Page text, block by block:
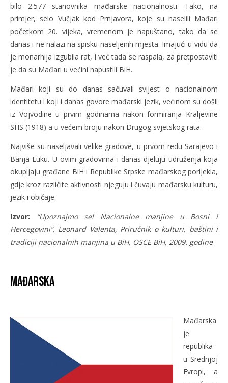
bilo 2.577 stanovnika mađarske nacionalnosti. Tako, na
primjer, selo Vučjak kod Prnjavora, koje su naselili Mađari
početkom 20. vijeka, vremenom je napuštano, tako da se
danas i ne nalazi na spisku naseljenih mjesta. Imajući u vidu da
je monarhija izgubila rat, i već tada se raspala, za pretpostaviti
je da su Mađari u većini napustili BiH.
Mađari koji su do danas sačuvali svijest o nacionalnom
identitetu i koji i danas govore mađarski jezik, većinom su došli
iz Vojvodine u prvim godinama nakon formiranja Kraljevine
SHS (1918) a u većem broju nakon Drugog svjetskog rata.
Najviše su naseljavali velike gradove, u prvom redu Sarajevo i
Banja Luku. U ovim gradovima i danas djeluju udruženja koja
okupljaju građane BiH i Republike Srpske mađarskog porijekla,
gdje kroz različite aktivnosti njeguju i čuvaju mađarsku kulturu,
jezik i običaje.
Izvor:
“Upoznajmo se! Nacionalne manjine u Bosni i
Hercegovini”, Leonard Valenta, Priručnik o kulturi, baštini i
tradiciji nacionalnih manjina u BiH, OSCE BiH, 2009. godine
Mađarska
Mađarska
je
republika
u Srednjoj
Evropi, a